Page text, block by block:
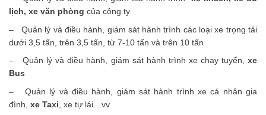
lịch, xe văn phòng của công ty
– Quản lý và điều hành, giám sát hành trình các loại xe trọng tải
dưới 3,5 tấn, trên 3,5 tấn, từ 7-10 tấn và trên 10 tấn
– Quản lý và điều hành, giám sát hành trình xe chạy tuyến, xe
Bus
– Quản lý và điều hành, giám sát hành trình xe cá nhân gia
đình, xe Taxi , xe tự lái…vv